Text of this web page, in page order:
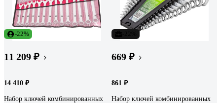
-22%
11 209 ₽
14 410 ₽
Набор ключей комбинированных
669 ₽
861 ₽
Набор ключей комбинированных